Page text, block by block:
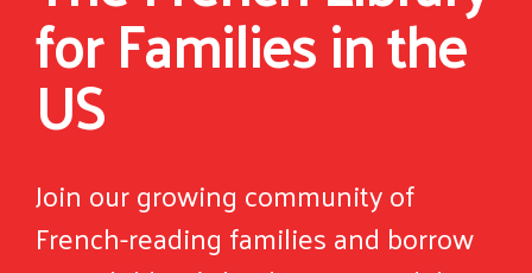
for Families in the
US
Join our growing community of
French-reading families and borrow